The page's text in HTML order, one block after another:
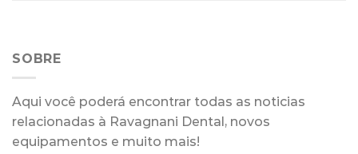
SOBRE
Aqui você poderá encontrar todas as noticias
relacionadas à Ravagnani Dental, novos
equipamentos e muito mais!